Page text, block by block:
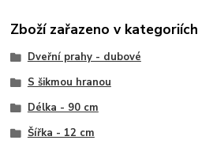
Zboží zařazeno v kategoriích
Dveřní prahy - dubové
S šikmou hranou
Délka - 90 cm
Šířka - 12 cm